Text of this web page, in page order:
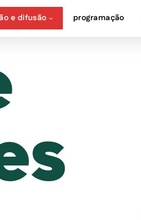
e difusão programação